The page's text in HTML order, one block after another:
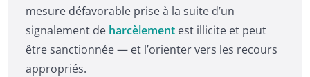
mesure défavorable prise à la suite d’un
signalement de harcèlement est illicite et peut
être sanctionnée — et l’orienter vers les recours
appropriés.